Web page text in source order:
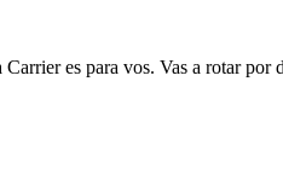
es para vos. Vas a rotar